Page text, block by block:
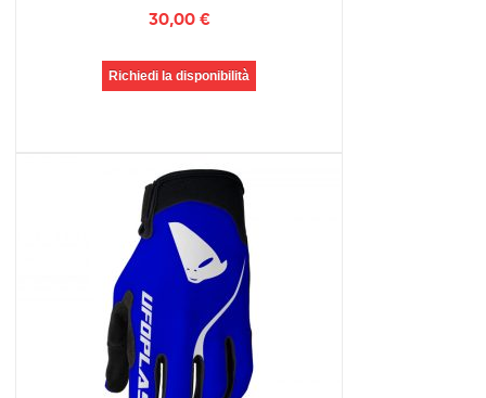
30,00 €
Richiedi la disponibilità